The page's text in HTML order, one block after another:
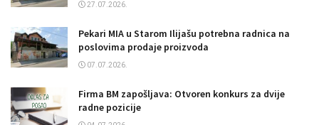
27.07.2026.
Pekari MIA u Starom Ilijašu potrebna radnica na
poslovima prodaje proizvoda
07.07.2026.
Firma BM zapošljava: Otvoren konkurs za dvije
radne pozicije